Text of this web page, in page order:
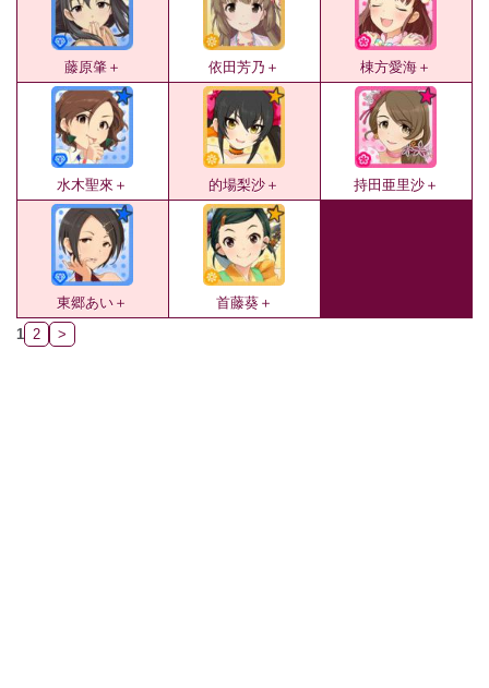
藤原肇＋ 依田芳乃＋ 棟方愛海＋
水木聖來＋ 的場梨沙＋ 持田亜里沙＋
東郷あい＋
首藤葵＋
1 2 >